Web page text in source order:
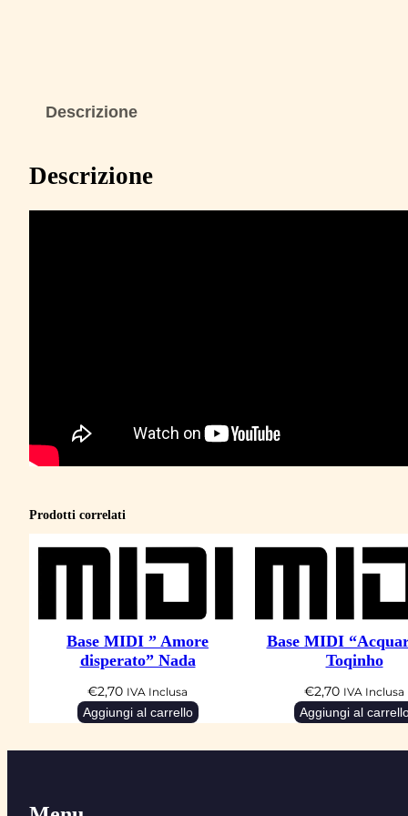
Descrizione
Descrizione
Prodotti correlati
Base MIDI ” Amore
disperato” Nada
€2,70 IVA Inclusa
Aggiungi al carrello
Base MIDI
Toqinho
€2,70 IVA Inclusa
Aggiungi al